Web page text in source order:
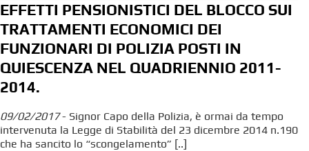
EFFETTI PENSIONISTICI DEL BLOCCO SUI
TRATTAMENTI ECONOMICI DEI
FUNZIONARI DI POLIZIA POSTI IN
QUIESCENZA NEL QUADRIENNIO 2011-
2014.
09/02/2017- Signor Capo della Polizia, è ormai da tempo
intervenuta la Legge di Stabilità del 23 dicembre 2014 n.190
che ha sancito lo “scongelamento” [..]